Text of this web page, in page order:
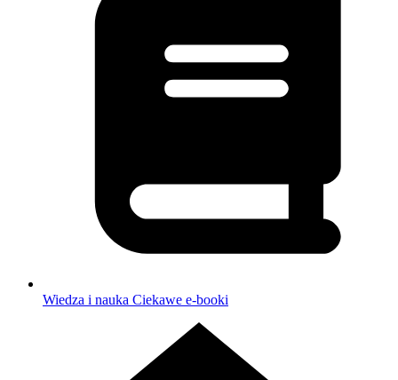
Wiedza i nauka Ciekawe e-booki